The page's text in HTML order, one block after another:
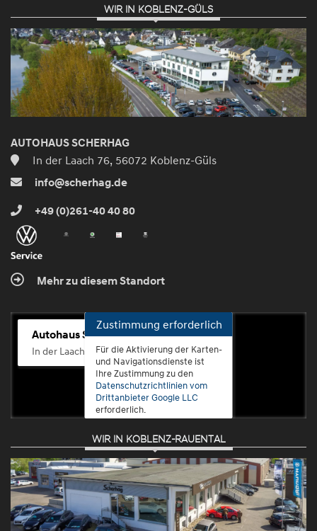
WIR IN KOBLENZ-GÜLS
AUTOHAUS SCHERHAG
In der Laach 76, 56072 Koblenz-Güls
info@scherhag.de
+49 (0)261-40 40 80
Mehr zu diesem Standort
Autohaus Scherhag
In der Laach 76, 56072 Koblenz-Güls
Zustimmung erforderlich
Für die Aktivierung der Karten-
und Navigationsdienste ist
Ihre Zustimmung zu den
Datenschutzrichtlinien vom
Drittanbieter Google LLC
erforderlich.
Zustimmen
und
aktivieren
WIR IN KOBLENZ-RAUENTAL